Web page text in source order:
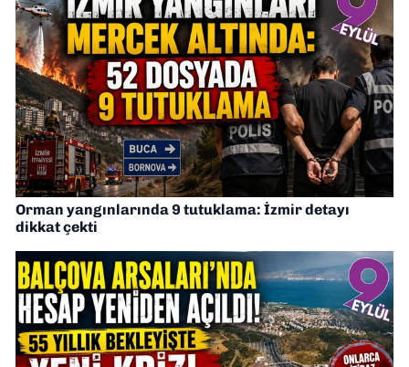
Orman yangınlarında 9 tutuklama: İzmir detayı
dikkat çekti